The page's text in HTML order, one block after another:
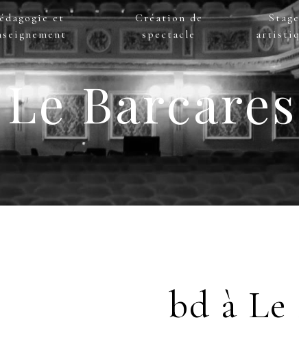
et
Création de
spectacle
Barcares
bd à Le